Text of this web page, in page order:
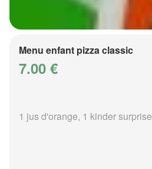
Menu enfant pizza classic
7.00 €
1 jus d'orange, 1 kinder surprise